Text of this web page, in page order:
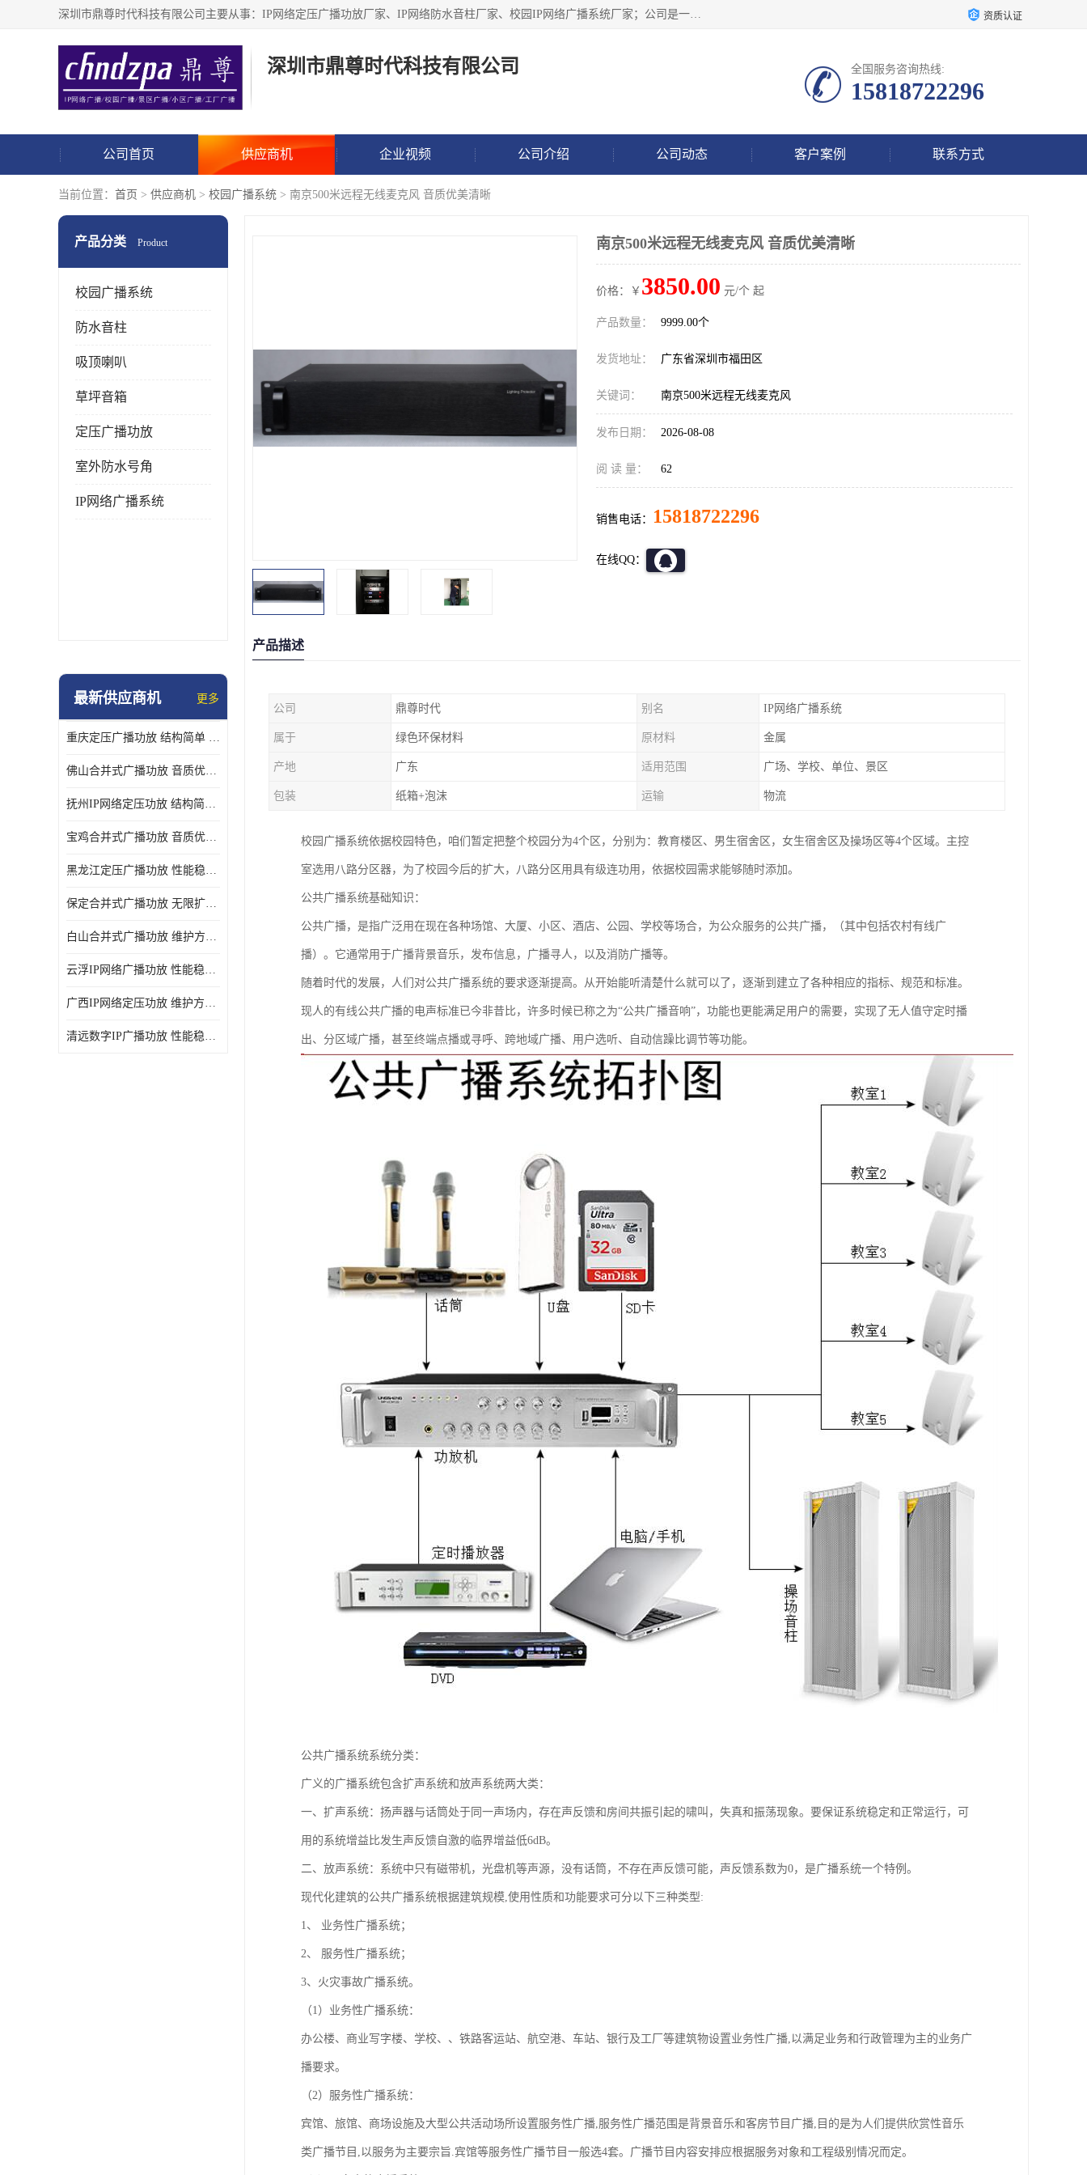
深圳市鼎尊时代科技有限公司主要从事：IP网络定压广播功放厂家、IP网络防水音柱厂家、校园IP网络广播系统厂家；公司是一家集研发、生产、销售公共广播器材于一体的现代电子科技企业。公司成立多年来，本着“自主研发技术、开拓稳定的产品”的宗旨，集多年的行业经验，引航广播行业的迅猛发展，使产品能够适应时代技术发展的需要。 资质认证
深圳市鼎尊时代科技有限公司 全国服务咨询热线:
15818722296
公司首页 供应商机 企业视频 公司介绍 公司动态 客户案例 联系方式
当前位置： 首页 > 供应商机 > 校园广播系统 > 南京500米远程无线麦克风 音质优美清晰
产品分类 Product
校园广播系统
防水音柱
吸顶喇叭
草坪音箱
定压广播功放
室外防水号角
IP网络广播系统
最新供应商机 更多
重庆定压广播功放 结构简单 传输距离远
佛山合并式广播功放 音质优美清晰 输出电压大 电流小
抚州IP网络定压功放 结构简单 多应用于公共场合
宝鸡合并式广播功放 音质优美清晰 维护方便
黑龙江定压广播功放 性能稳定 无限扩容
保定合并式广播功放 无限扩容 设计结构简单
白山合并式广播功放 维护方便 多应用于公共场合
云浮IP网络广播功放 性能稳定 设计结构简单
广西IP网络定压功放 维护方便 多应用于公共场合
清远数字IP广播功放 性能稳定 传输距离远
南京500米远程无线麦克风 音质优美清晰
价格：￥ 3850.00 元/个 起
产品数量： 9999.00个
发货地址： 广东省深圳市福田区
关键词： 南京500米远程无线麦克风
发布日期： 2026-08-08
阅 读 量： 62
销售电话： 15818722296
在线QQ：
产品描述
公司 鼎尊时代 别名 IP网络广播系统
属于 绿色环保材料 原材料 金属
产地 广东 适用范围 广场、学校、单位、景区
包装 纸箱+泡沫 运输 物流
校园广播系统依据校园特色，咱们暂定把整个校园分为4个区，分别为：教育楼区、男生宿舍区，女生宿舍区及操场区等4个区域。主控
室选用八路分区器，为了校园今后的扩大，八路分区用具有级连功用，依据校园需求能够随时添加。
公共广播系统基础知识：
公共广播，是指广泛用在现在各种场馆、大厦、小区、酒店、公园、学校等场合，为公众服务的公共广播，（其中包括农村有线广
播）。它通常用于广播背景音乐，发布信息，广播寻人，以及消防广播等。
随着时代的发展，人们对公共广播系统的要求逐渐提高。从开始能听清楚什么就可以了，逐渐到建立了各种相应的指标、规范和标准。
现人的有线公共广播的电声标准已今非昔比，许多时候已称之为“公共广播音响”，功能也更能满足用户的需要，实现了无人值守定时播
出、分区域广播，甚至终端点播或寻呼、跨地域广播、用户选听、自动信躁比调节等功能。
公共广播系统系统分类：
广义的广播系统包含扩声系统和放声系统两大类：
一、扩声系统：扬声器与话筒处于同一声场内，存在声反馈和房间共振引起的啸叫，失真和振荡现象。要保证系统稳定和正常运行，可
用的系统增益比发生声反馈自激的临界增益低6dB。
二、放声系统：系统中只有磁带机，光盘机等声源，没有话筒，不存在声反馈可能，声反馈系数为0，是广播系统一个特例。
现代化建筑的公共广播系统根据建筑规模,使用性质和功能要求可分以下三种类型:
1、 业务性广播系统；
2、 服务性广播系统；
3、火灾事故广播系统。
（1）业务性广播系统：
办公楼、商业写字楼、学校、、铁路客运站、航空港、车站、银行及工厂等建筑物设置业务性广播,以满足业务和行政管理为主的业务广
播要求。
（2）服务性广播系统：
宾馆、旅馆、商场设施及大型公共活动场所设置服务性广播,服务性广播范围是背景音乐和客房节目广播,目的是为人们提供欣赏性音乐
类广播节目,以服务为主要宗旨.宾馆等服务性广播节目一般选4套。广播节目内容安排应根据服务对象和工程级别情况而定。